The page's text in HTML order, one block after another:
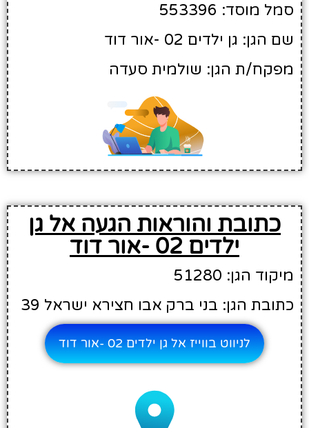
סמל מוסד: 553396
שם הגן: גן ילדים 02 -אור דוד
מפקח/ת הגן: שולמית סעדה
כתובת והוראות הגעה אל גן
ילדים 02 -אור דוד
מיקוד הגן: 51280
כתובת הגן: בני ברק אבו חצירא ישראל 39
לניווט בווייז אל גן ילדים 02 -אור דוד